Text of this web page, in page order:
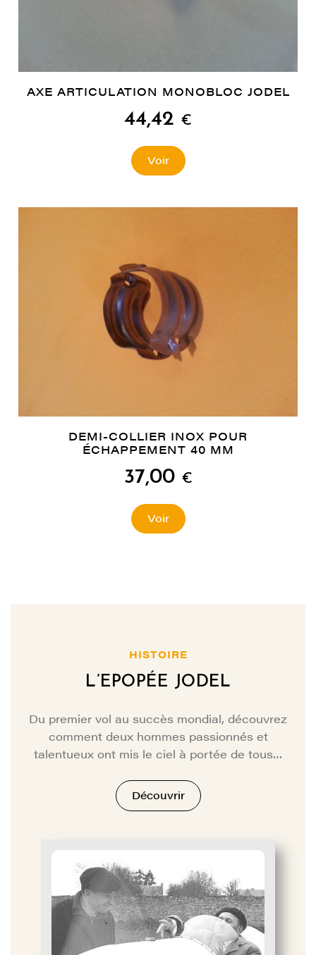
AXE ARTICULATION MONOBLOC JODEL
44,42 €
Voir
DEMI-COLLIER INOX POUR
ÉCHAPPEMENT 40 MM
37,00 €
Voir
L’EPOPÉE JODEL
HISTOIRE
Du premier vol au succès mondial, découvrez
comment deux hommes passionnés et
talentueux ont mis le ciel à portée de tous…
Découvrir